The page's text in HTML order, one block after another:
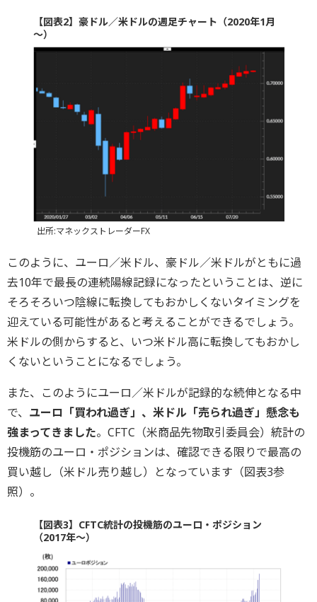
【図表2】豪ドル／米ドルの週足チャート（2020年1月
～）
出所:マネックストレーダーFX
このように、ユーロ／米ドル、豪ドル／米ドルがともに過
去10年で最長の連続陽線記録になったということは、逆に
そろそろいつ陰線に転換してもおかしくないタイミングを
迎えている可能性があると考えることができるでしょう。
米ドルの側からすると、いつ米ドル高に転換してもおかし
くないということになるでしょう。
また、このようにユーロ／米ドルが記録的な続伸となる中
で、 ユーロ「買われ過ぎ」、米ドル「売られ過ぎ」懸念も
強まってきました。CFTC（米商品先物取引委員会）統計の
投機筋のユーロ・ポジションは、確認できる限りで最高の
買い越し（米ドル売り越し）となっています（図表3参
照）。
【図表3】CFTC統計の投機筋のユーロ・ポジション
（2017年～）